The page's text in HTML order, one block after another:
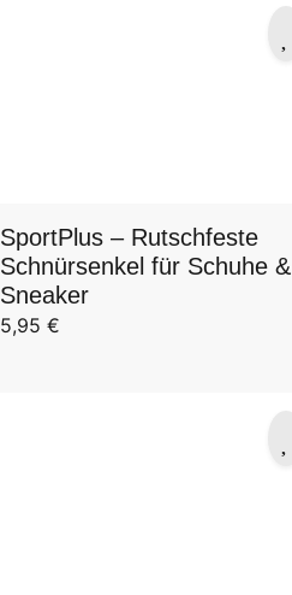
SportPlus – Rutschfeste
Schnürsenkel für Schuhe &
Sneaker
5,95 €